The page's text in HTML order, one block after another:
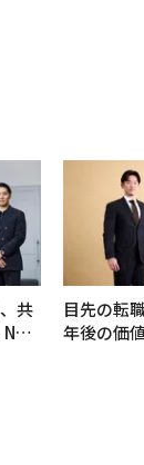
共
目先の転
年後の価